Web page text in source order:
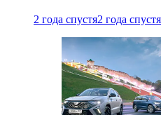
2 года спустя2 года спустя